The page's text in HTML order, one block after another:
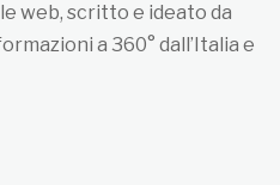
web, scritto e ideato da
a 360° dall’Italia e